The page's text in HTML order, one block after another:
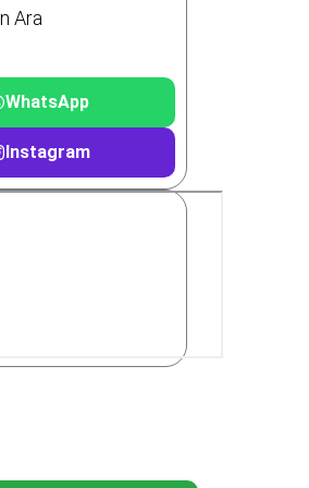
Ara
WhatsApp
Instagram